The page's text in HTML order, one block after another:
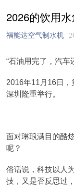
2026的饮用
福能达空气制水机
“石油用完了，汽车
2016年11月16日
深圳隆重举行。
面对琳琅满目的酷
呢？
俗话说，科技以人
技，又是否反思过